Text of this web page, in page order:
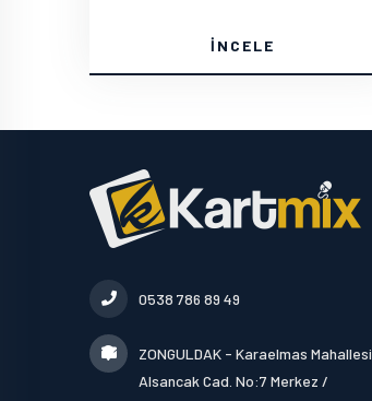
İNCELE
0538 786 89 49
ZONGULDAK - Karaelmas Mahallesi
Alsancak Cad. No:7 Merkez /